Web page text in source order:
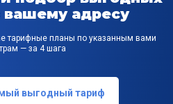
вашему адресу
тарифные планы по указанным вами
— за 4 шага
выгодный тариф